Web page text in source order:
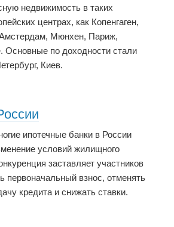
недвижимость в таких
центрах, как Копенгаген,
Мюнхен, Париж,
Основные по доходности стали
Киев.
ипотечные банки в России
условий жилищного
заставляет участников
первоначальный взнос, отменять
кредита и снижать ставки.